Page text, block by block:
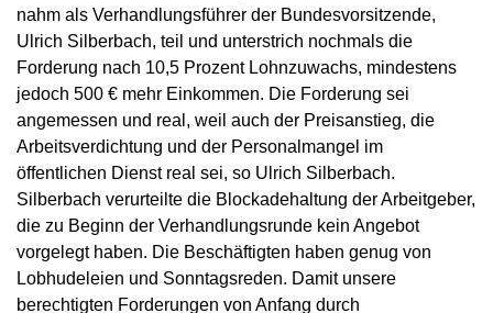
nahm als Verhandlungsführer der Bundesvorsitzende,
Ulrich Silberbach, teil und unterstrich nochmals die
Forderung nach 10,5 Prozent Lohnzuwachs, mindestens
jedoch 500 € mehr Einkommen. Die Forderung sei
angemessen und real, weil auch der Preisanstieg, die
Arbeitsverdichtung und der Personalmangel im
öffentlichen Dienst real sei, so Ulrich Silberbach.
Silberbach verurteilte die Blockadehaltung der Arbeitgeber,
die zu Beginn der Verhandlungsrunde kein Angebot
vorgelegt haben. Die Beschäftigten haben genug von
Lobhudeleien und Sonntagsreden. Damit unsere
berechtigten Forderungen von Anfang durch